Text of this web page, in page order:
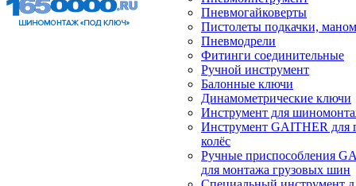
Пневмогайковерты
Пистолеты подкачки,
Пневмодрели
Фитинги соединительные
Ручной инструмент
Балонные ключи
Динамометрические ключи
Инструмент для
Инструмент GAITHER для
колёс
Ручные приспособления
для монтажа грузовых шин